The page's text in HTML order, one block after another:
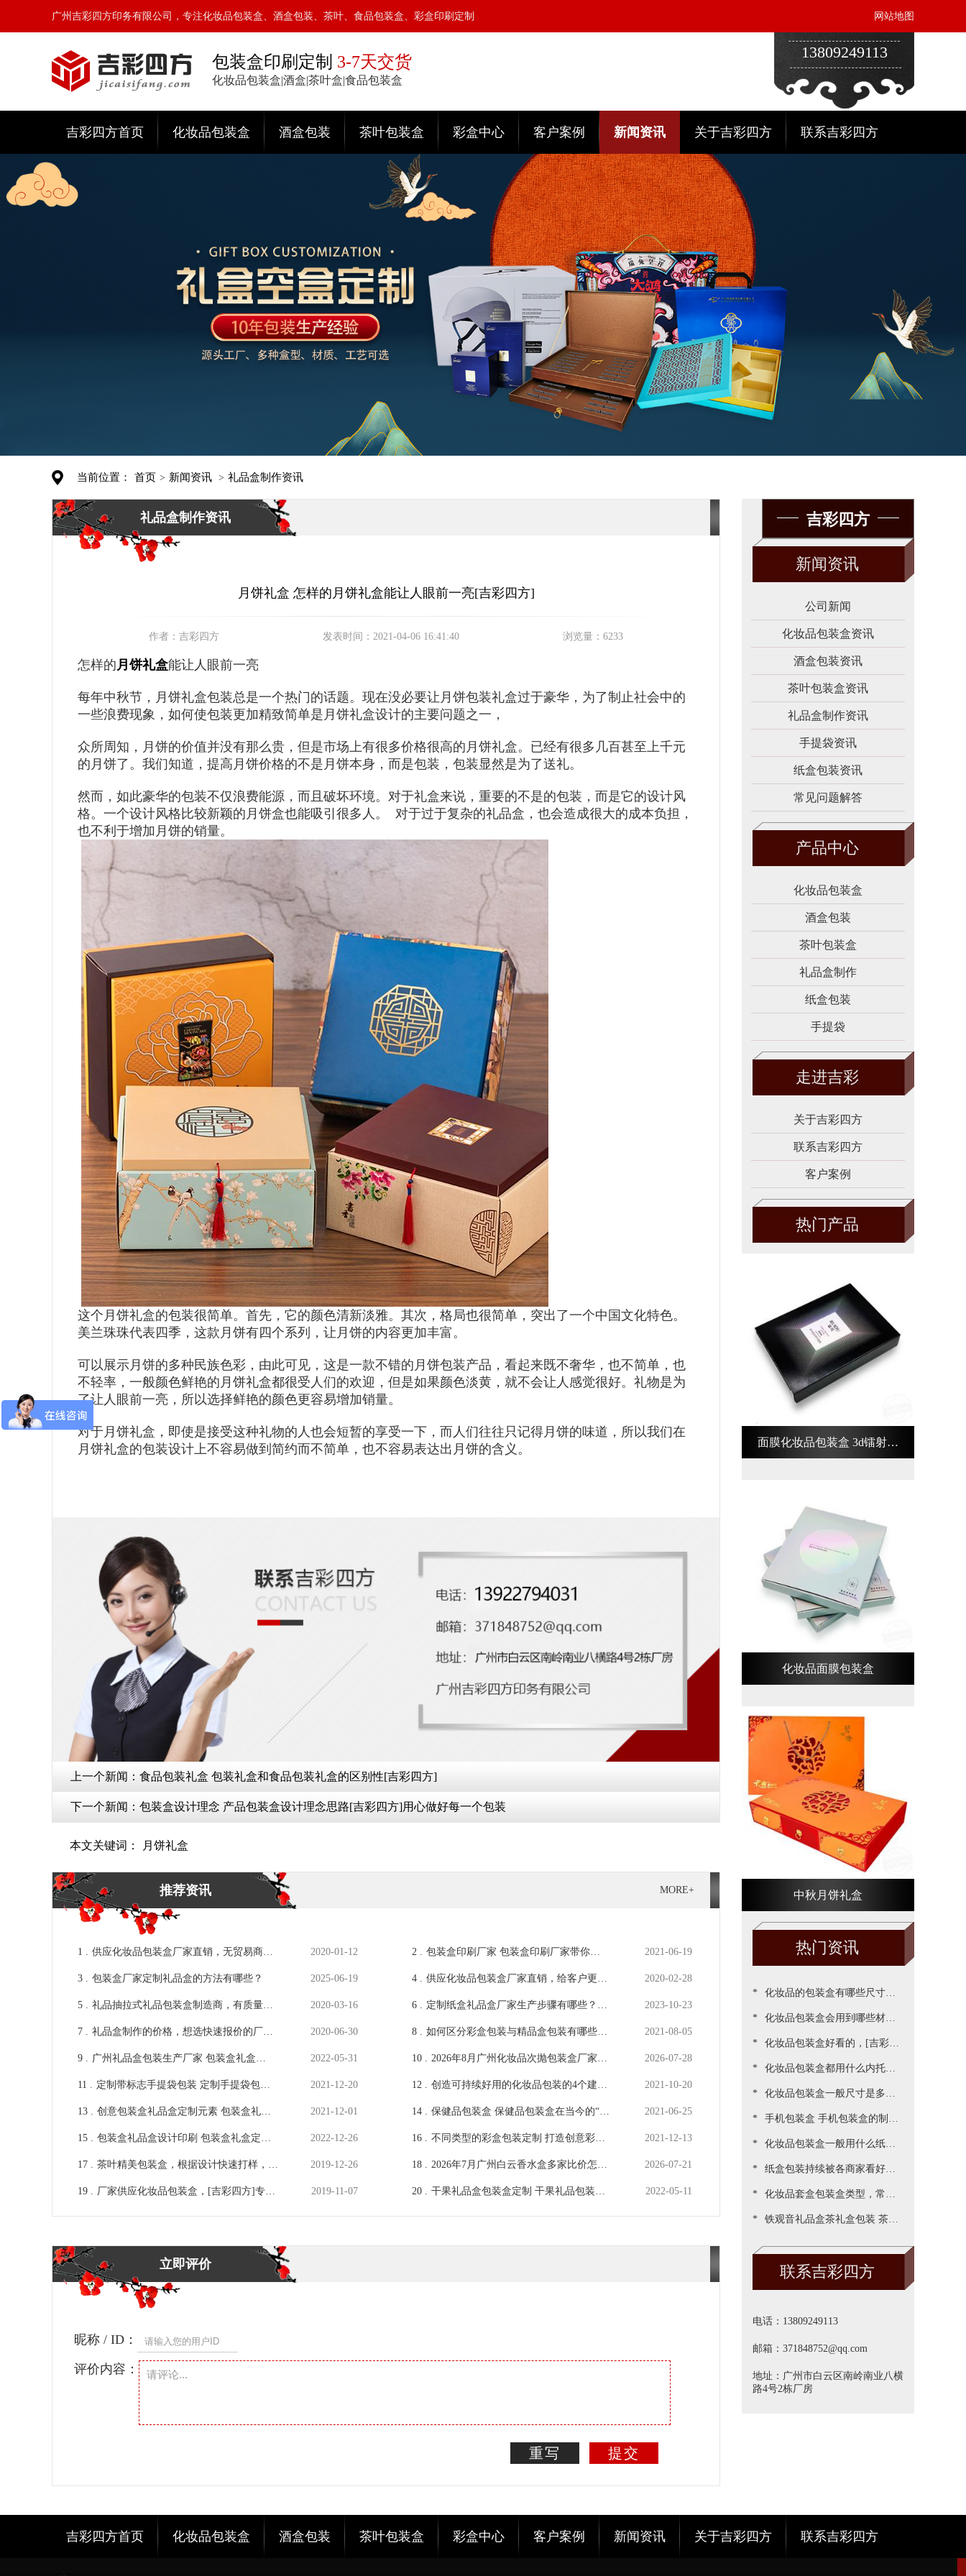
广州吉彩四方印务有限公司，专注化妆品包装盒、酒盒包装、茶叶、食品包装盒、彩盒印刷定制 网站地图
包装盒印刷定制 3-7天交货
化妆品包装盒|酒盒|茶叶盒|食品包装盒
13809249113
吉彩四方首页 化妆品包装盒 酒盒包装 茶叶包装盒 彩盒中心 客户案例 新闻资讯 关于吉彩四方 联系吉彩四方
当前位置： 首页 > 新闻资讯 > 礼品盒制作资讯
礼品盒制作资讯
月饼礼盒 怎样的月饼礼盒能让人眼前一亮[吉彩四方]
作者： 吉彩四方 发表时间： 2021-04-06 16:41:40 浏览量： 6233
怎样的月饼礼盒能让人眼前一亮
每年中秋节，月饼礼盒包装总是一个热门的话题。现在没必要让月饼包装礼盒过于豪华，为了制止社会中的
一些浪费现象，如何使包装更加精致简单是月饼礼盒设计的主要问题之一，
众所周知，月饼的价值并没有那么贵，但是市场上有很多价格很高的月饼礼盒。已经有很多几百甚至上千元
的月饼了。我们知道，提高月饼价格的不是月饼本身，而是包装，包装显然是为了送礼。
然而，如此豪华的包装不仅浪费能源，而且破坏环境。对于礼盒来说，重要的不是的包装，而是它的设计风
格。一个设计风格比较新颖的月饼盒也能吸引很多人。 对于过于复杂的礼品盒，也会造成很大的成本负担，
也不利于增加月饼的销量。
这个月饼礼盒的包装很简单。首先，它的颜色清新淡雅。其次，格局也很简单，突出了一个中国文化特色。
美兰珠珠代表四季，这款月饼有四个系列，让月饼的内容更加丰富。
可以展示月饼的多种民族色彩，由此可见，这是一款不错的月饼包装产品，看起来既不奢华，也不简单，也
不轻率，一般颜色鲜艳的月饼礼盒都很受人们的欢迎，但是如果颜色淡黄，就不会让人感觉很好。礼物是为
了让人眼前一亮，所以选择鲜艳的颜色更容易增加销量。
对于月饼礼盒，即使是接受这种礼物的人也会短暂的享受一下，而人们往往只记得月饼的味道，所以我们在
月饼礼盒的包装设计上不容易做到简约而不简单，也不容易表达出月饼的含义。
上一个新闻： 食品包装礼盒 包装礼盒和食品包装礼盒的区别性[吉彩四方]
下一个新闻： 包装盒设计理念 产品包装盒设计理念思路[吉彩四方]用心做好每一个包装
本文关键词： 月饼礼盒
推荐资讯 MORE+
1 .
供应化妆品包装盒厂家直销，无贸易商直
2020-01-12 2 .
包装盒印刷厂家 包装盒印刷厂家带你一
2021-06-19
3 . 包装盒厂家定制礼品盒的方法有哪些？ 2025-06-19 4 .
供应化妆品包装盒厂家直销，给客户更稳
2020-02-28
5 .
礼品抽拉式礼品包装盒制造商，有质量的
2020-03-16 6 .
定制纸盒礼品盒厂家生产步骤有哪些？
2023-10-23
7 .
礼品盒制作的价格，想选快速报价的厂家
2020-06-30 8 .
如何区分彩盒包装与精品盒包装有哪些区
2021-08-05
9 .
广州礼品盒包装生产厂家 包装盒礼盒纸
2022-05-31 10 .
2026年8月广州化妆品次抛包装盒厂家挑
2026-07-28
11 .
定制带标志手提袋包装 定制手提袋包装
2021-12-20 12 .
创造可持续好用的化妆品包装的4个建议
2021-10-20
13 .
创意包装盒礼品盒定制元素 包装盒礼品
2021-12-01 14 .
保健品包装盒 保健品包装盒在当今的“分
2021-06-25
15 .
包装盒礼品盒设计印刷 包装盒礼盒定做
2022-12-26 16 .
不同类型的彩盒包装定制 打造创意彩盒
2021-12-13
17 .
茶叶精美包装盒，根据设计快速打样，制
2019-12-26 18 .
2026年7月广州白云香水盒多家比价怎样
2026-07-21
19 .
厂家供应化妆品包装盒，[吉彩四方]专为
2019-11-07 20 .
干果礼品盒包装盒定制 干果礼品包装盒
2022-05-11
立即评价
昵称 / ID：
评价内容：
重写 提交
吉彩四方
新闻资讯
公司新闻
化妆品包装盒资讯
酒盒包装资讯
茶叶包装盒资讯
礼品盒制作资讯
手提袋资讯
纸盒包装资讯
常见问题解答
产品中心
化妆品包装盒
酒盒包装
茶叶包装盒
礼品盒制作
纸盒包装
手提袋
走进吉彩
关于吉彩四方
联系吉彩四方
客户案例
热门产品
面膜化妆品包装盒 3d镭射化
化妆品面膜包装盒
中秋月饼礼盒
热门资讯
* 化妆品的包装盒有哪些尺寸，
包装尺寸需要怎么设定呢[吉彩
四方]
* 化妆品包装盒会用到哪些材
质？[吉彩四方]为您一一罗列
出来
* 化妆品包装盒好看的，[吉彩四
方]为客户做出各种好看包装案
例
* 化妆品包装盒都用什么内托，
[吉彩四方]常见的有三种材质
* 化妆品包装盒一般尺寸是多
少，实际测算的尺寸更精准[吉
彩四方]
* 手机包装盒 手机包装盒的制作
过程[吉彩四方]详解包装的制
作流程
* 化妆品包装盒一般用什么纸，
说说常用的材质都有哪些[吉彩
四方]
* 纸盒包装持续被各商家看好，
源于国家对环保的重视与监管
[吉彩四方]新闻
* 化妆品套盒包装盒类型，常见
的包装盒型有哪些呢？[吉彩四
方]
* 铁观音礼品盒茶礼盒包装 茶叶
包装盒礼盒定制厂家[吉彩四
联系吉彩四方
电话：13809249113
邮箱：371848752@qq.com
地址：广州市白云区南岭南业八横
路4号2栋厂房
吉彩四方首页 化妆品包装盒 酒盒包装 茶叶包装盒 彩盒中心 客户案例 新闻资讯 关于吉彩四方 联系吉彩四方